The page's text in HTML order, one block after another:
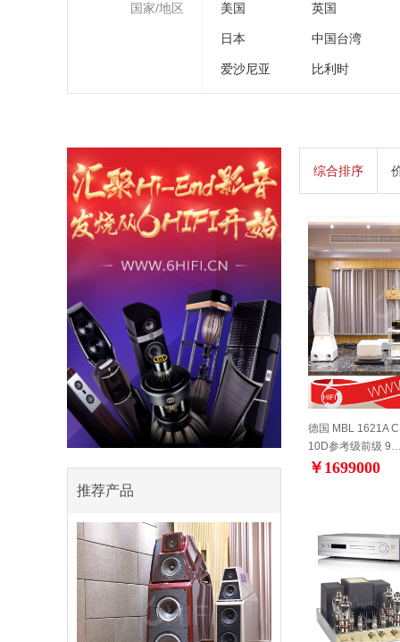
国家/地区 美国 英国
日本 中国台湾
爱沙尼亚 比利时
推荐产品
综合排序
德国 MBL 1621A
10D参考级前级
￥1699000